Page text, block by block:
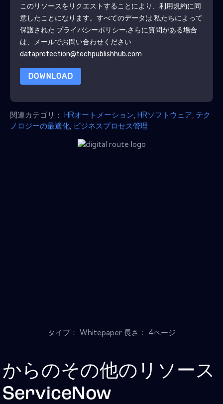
このリソースをリクエストすることにより、利用規約に同
意したことになります。すべてのデータは 私たちによって
保護された プライバシーポリシー.さらに質問がある場合
は、メールでお問い合わせください
dataprotection@techpublishhub.com
DOWNLOAD
関連カテゴリ： HRオートメーション HRソフトウェア テク
ノロジーの最適化 ビジネスプロセス管理
タイプ： Whitepaper 長さ： 4ページ
からのその他のリソース
ServiceNow